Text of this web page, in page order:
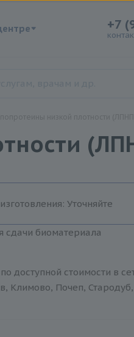
+7
Уточняйте
сдачи биоматериала
доступной стоимости в
Климово, Почеп, Стародуб,